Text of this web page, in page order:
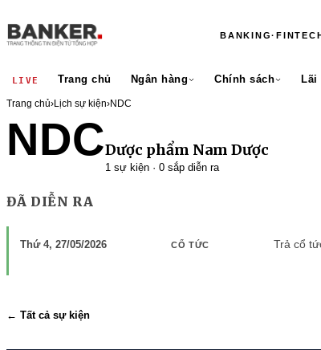
BANKING·
LIVE Trang chủ Ngân hàng Chính sách Lãi
Trang chủ›Lịch sự kiện›NDC
NDCDược phẩm Nam Dược
1 sự kiện · 0 sắp diễn ra
ĐÃ DIỄN RA
Thứ 4, 27/05/2026 CỔ TỨC Trả cổ
← Tất cả sự kiện